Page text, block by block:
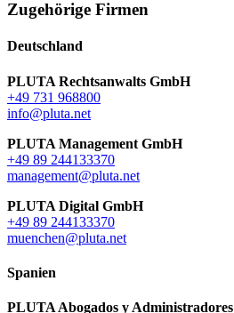
Zugehörige Firmen
Deutschland
PLUTA Rechtsanwalts GmbH
+49 731 968800
info@pluta.net
PLUTA Management GmbH
+49 89 244133370
management@pluta.net
PLUTA Digital GmbH
+49 89 244133370
muenchen@pluta.net
Spanien
PLUTA Abogados y Administradores